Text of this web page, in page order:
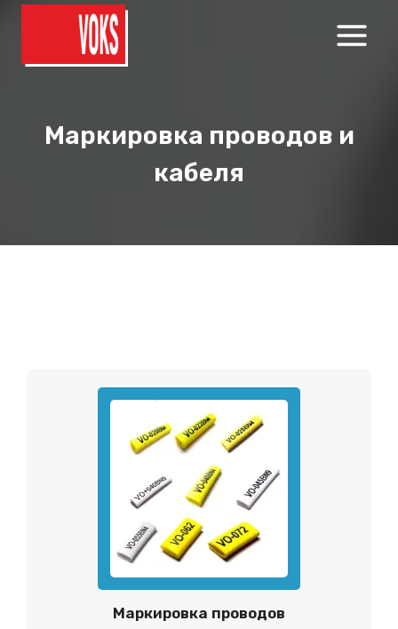
содержимому
Маркировка проводов и
кабеля
Маркировка проводов